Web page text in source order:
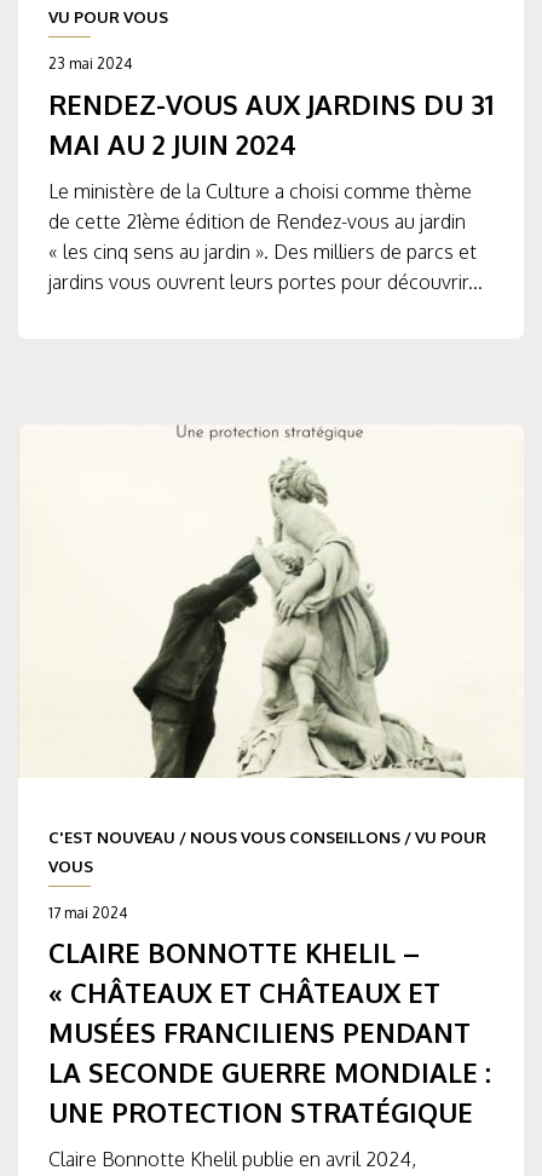
VU POUR VOUS
23 mai 2024
RENDEZ-VOUS AUX JARDINS DU 31
MAI AU 2 JUIN 2024
Le ministère de la Culture a choisi comme thème
de cette 21ème édition de Rendez-vous au jardin
« les cinq sens au jardin ». Des milliers de parcs et
jardins vous ouvrent leurs portes pour découvrir...
C'EST NOUVEAU / NOUS VOUS CONSEILLONS /VU POUR
VOUS
17 mai 2024
CLAIRE BONNOTTE KHELIL –
« CHÂTEAUX ET CHÂTEAUX ET
MUSÉES FRANCILIENS PENDANT
LA SECONDE GUERRE MONDIALE :
UNE PROTECTION STRATÉGIQUE
Claire Bonnotte Khelil publie en avril 2024,